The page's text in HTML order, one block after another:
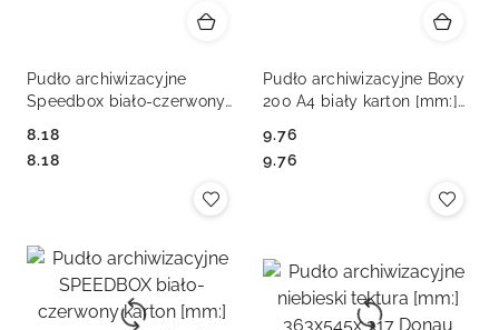
Pudło archiwizacyjne
Speedbox biało-czerwony
Esselte (623908)
Cena:
8.18
Cena:
8.18
Pudło archiwizacyjne Boxy
200 A4 biały karton [mm:]
(128701)
Cena:
9.76
Cena:
9.76